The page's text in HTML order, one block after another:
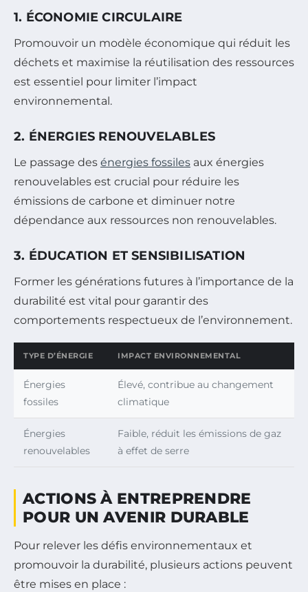
1. ÉCONOMIE CIRCULAIRE
Promouvoir un modèle économique qui réduit les
déchets et maximise la réutilisation des ressources
est essentiel pour limiter l’impact
environnemental.
2. ÉNERGIES RENOUVELABLES
Le passage des énergies fossiles aux énergies
renouvelables est crucial pour réduire les
émissions de carbone et diminuer notre
dépendance aux ressources non renouvelables.
3. ÉDUCATION ET SENSIBILISATION
Former les générations futures à l’importance de la
durabilité est vital pour garantir des
comportements respectueux de l’environnement.
TYPE D’ÉNERGIE IMPACT ENVIRONNEMENTAL
Énergies
fossiles
Élevé, contribue au changement
climatique
Énergies
renouvelables
Faible, réduit les émissions de gaz
à effet de serre
ACTIONS À ENTREPRENDRE
POUR UN AVENIR DURABLE
Pour relever les défis environnementaux et
promouvoir la durabilité, plusieurs actions peuvent
être mises en place :